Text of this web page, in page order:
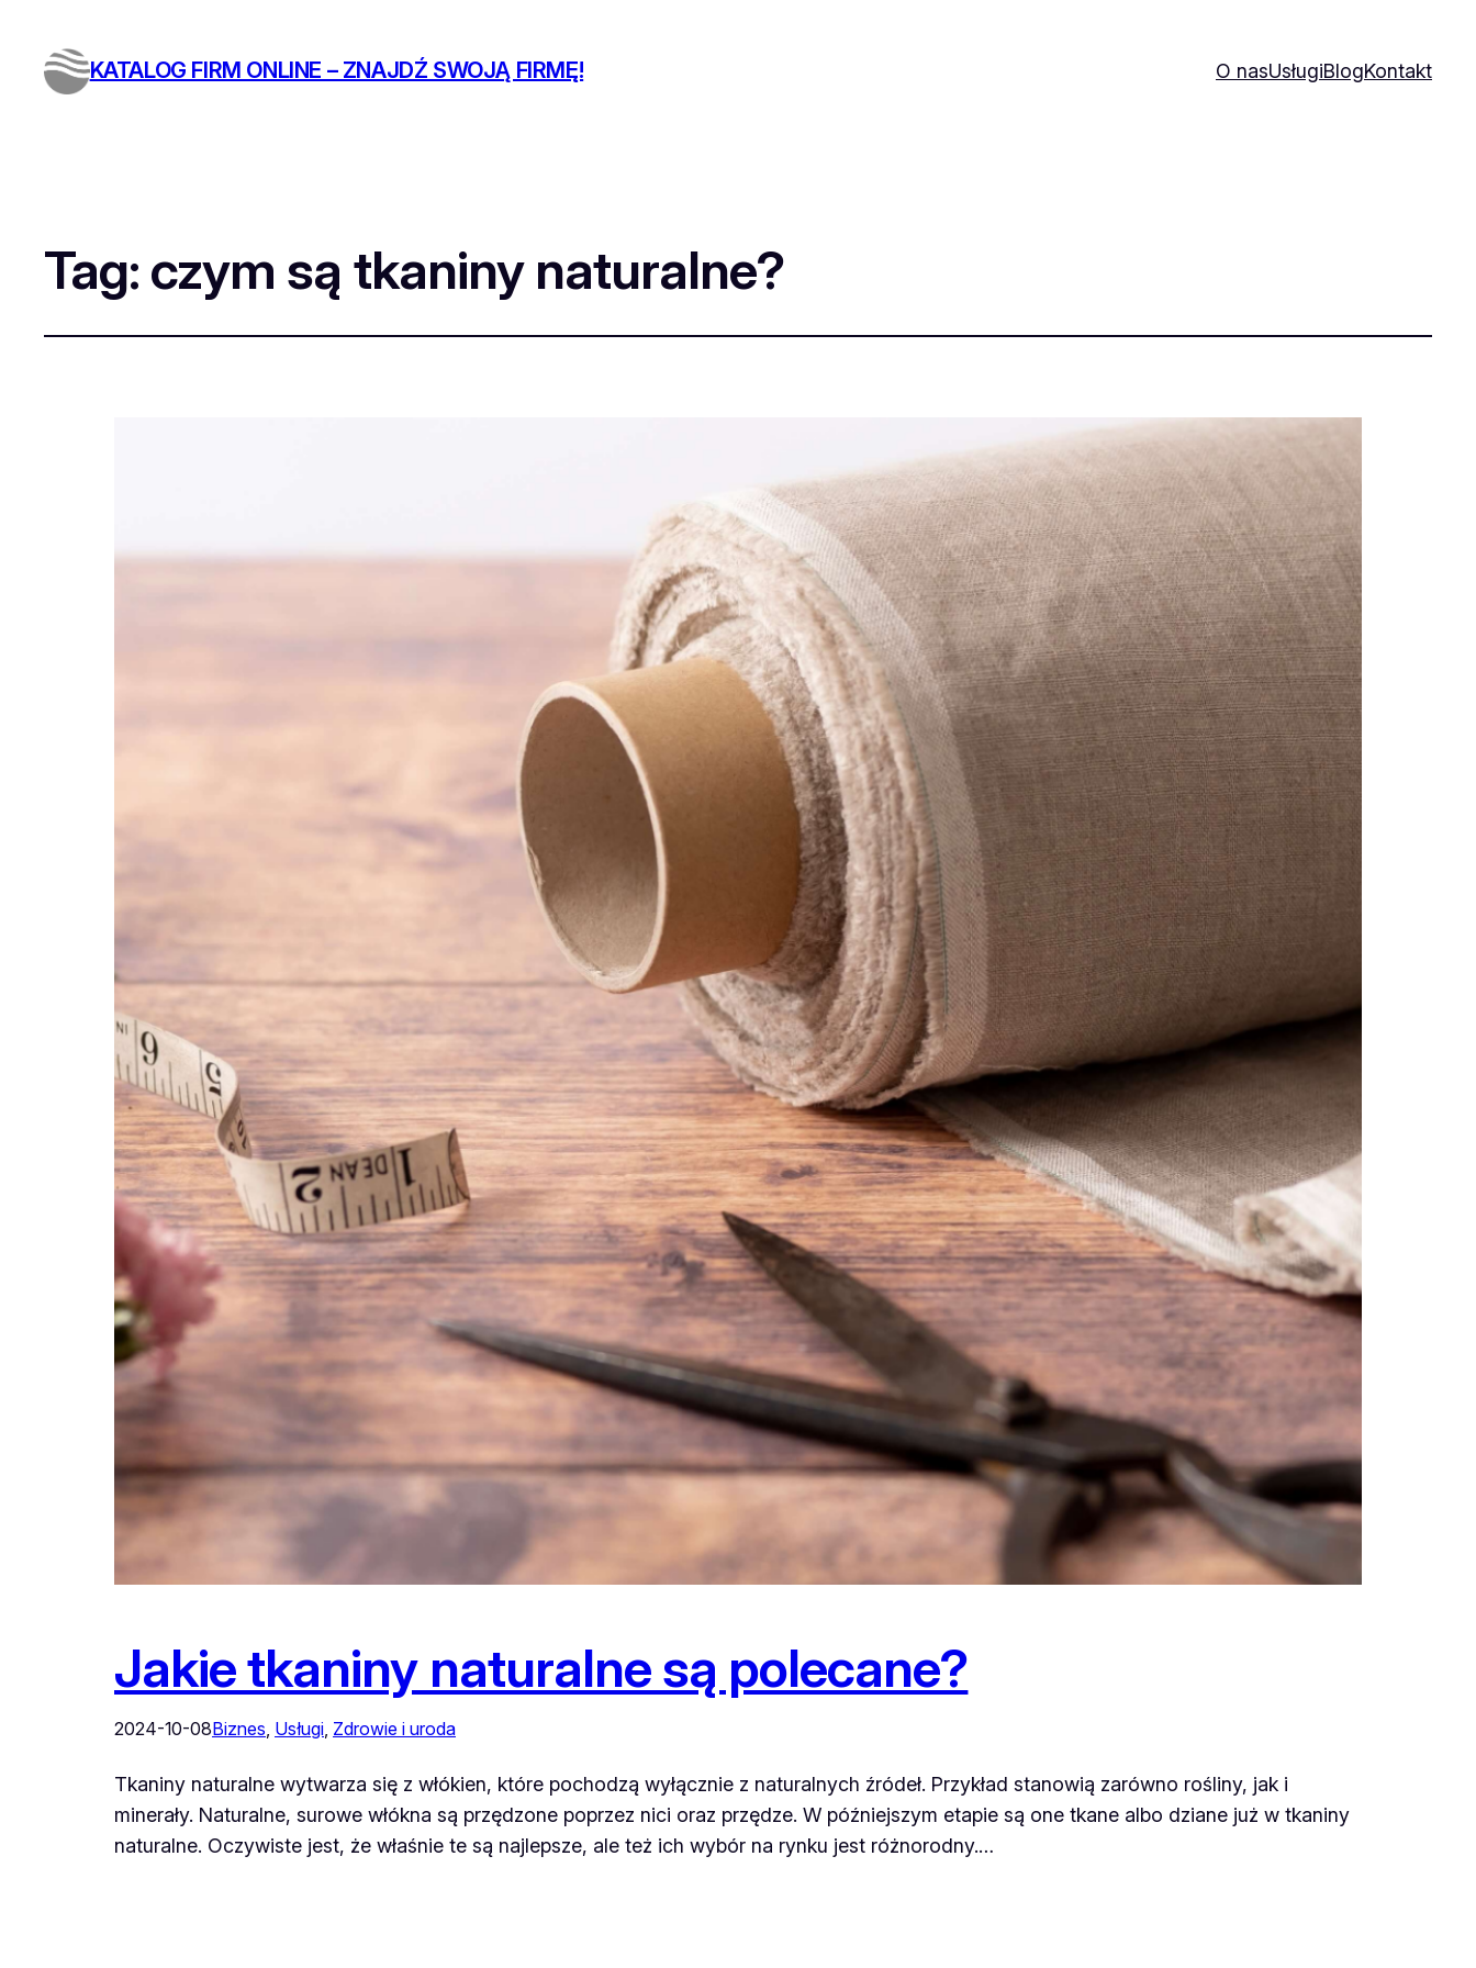
KATALOG FIRM ONLINE – ZNAJDŹ SWOJĄ FIRMĘ! O nasUsługiBlogKontakt
Tag: czym są tkaniny naturalne?
Jakie tkaniny naturalne są polecane?
2024-10-08Biznes, Usługi, Zdrowie i uroda
Tkaniny naturalne wytwarza się z włókien, które pochodzą wyłącznie z naturalnych źródeł. Przykład stanowią zarówno rośliny, jak i
minerały. Naturalne, surowe włókna są przędzone poprzez nici oraz przędze. W późniejszym etapie są one tkane albo dziane już w tkaniny
naturalne. Oczywiste jest, że właśnie te są najlepsze, ale też ich wybór na rynku jest różnorodny.…